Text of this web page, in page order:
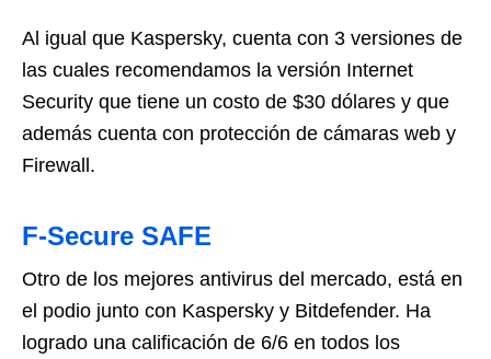
Al igual que Kaspersky, cuenta con 3 versiones de
las cuales recomendamos la versión Internet
Security que tiene un costo de $30 dólares y que
además cuenta con protección de cámaras web y
Firewall.
F-Secure SAFE
Otro de los mejores antivirus del mercado, está en
el podio junto con Kaspersky y Bitdefender. Ha
logrado una calificación de 6/6 en todos los